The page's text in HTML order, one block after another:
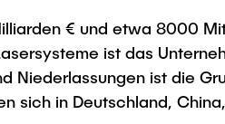
€ und etwa 8000
ist das
Niederlassungen ist die
sich in Deutschland,